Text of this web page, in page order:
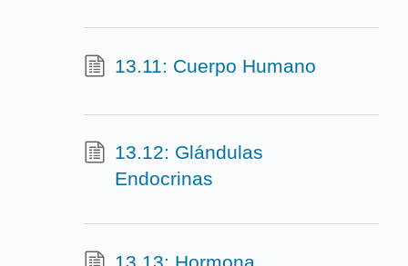
13.11: Cuerpo Humano
13.12: Glándulas
Endocrinas
13.13: Hormona